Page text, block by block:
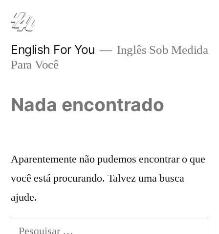
Pular
para
conteúdo
English For You
Inglês Sob Medida
Para Você
Nada encontrado
Aparentemente não pudemos encontrar o que
você está procurando. Talvez uma busca
ajude.
Pesquisar